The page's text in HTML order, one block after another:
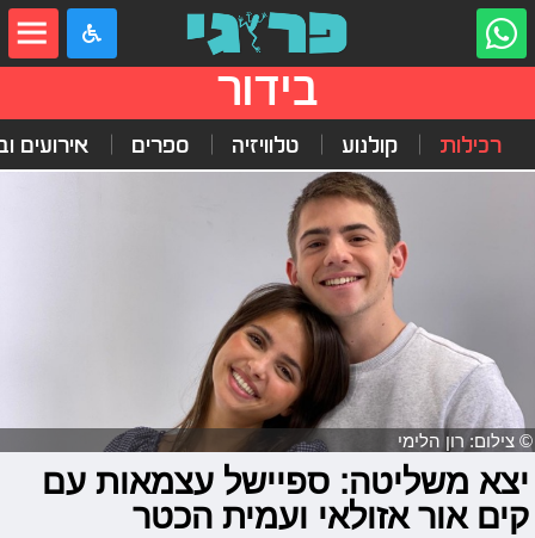
בידור
רכילות קולנוע טלוויזיה ספרים אירועים
© צילום: רון הלימי
יצא משליטה: ספיישל עצמאות עם
קים אור אזולאי ועמית הכטר